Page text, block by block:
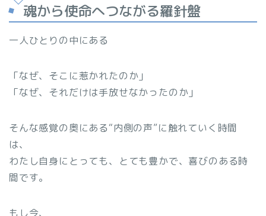
魂から使命へつながる羅針盤
一人ひとりの中にある
「なぜ、そこに惹かれたのか」
「なぜ、それだけは手放せなかったのか」
そんな感覚の奥にある“内側の声”に触れていく時間
は、
わたし自身にとっても、とても豊かで、喜びのある時
間です。
もし今、